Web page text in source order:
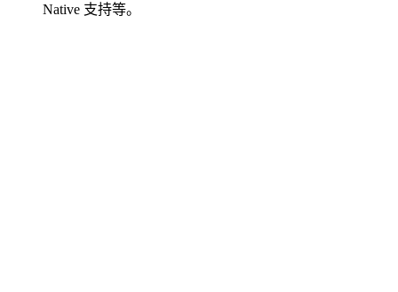
Native 支持等。